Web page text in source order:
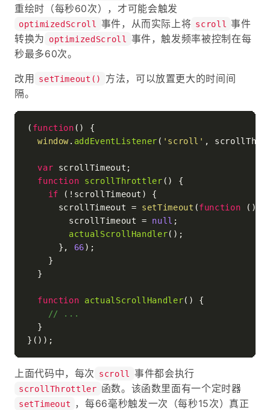
重绘时（每秒60次），才可能会触发
optimizedScroll 事件，从而实际上将 scroll
事件
转换为
optimizedScroll
事件，触发频率被控制在每
秒最多60次。
改用 setTimeout()
方法，可以放置更大的时间间
隔。
( function ( ) {
window. addEventListener ( 'scroll' ,
var scrollTimeout;
function
scrollThrottler ( ) {
if (!scrollTimeout) {
      scrollTimeout =
setTimeout (function ( ) {
        scrollTimeout =
null ;
actualScrollHandler();
      },
66);
    }
  }
function actualScrollHandler( ) {
// ...
  }
上面代码中，每次 scroll 事件都会执行
scrollThrottler 函数。该函数里面有一个定时器
setTimeout
，每66毫秒触发一次（每秒15次）真正